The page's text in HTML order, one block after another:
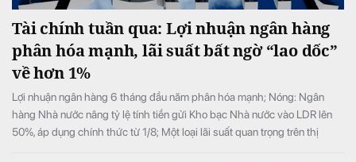
Tài chính tuần qua: Lợi nhuận ngân hàng
phân hóa mạnh, lãi suất bất ngờ “lao dốc”
về hơn 1%
Lợi nhuận ngân hàng 6 tháng đầu năm phân hóa mạnh; Nóng: Ngân
hàng Nhà nước nâng tỷ lệ tính tiền gửi Kho bạc Nhà nước vào LDR lên
50%, áp dụng chính thức từ 1/8; Một loại lãi suất quan trọng trên thị